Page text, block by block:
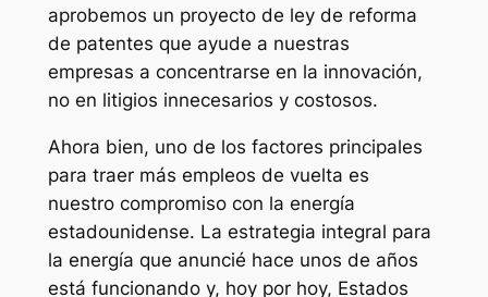
aprobemos un proyecto de ley de reforma
de patentes que ayude a nuestras
empresas a concentrarse en la innovación,
no en litigios innecesarios y costosos.
Ahora bien, uno de los factores principales
para traer más empleos de vuelta es
nuestro compromiso con la energía
estadounidense. La estrategia integral para
la energía que anuncié hace unos de años
está funcionando y, hoy por hoy, Estados